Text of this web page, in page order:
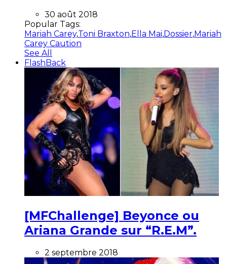
30 août 2018
Popular Tags:
Mariah Carey,Toni Braxton,Ella Mai,Dossier,Mariah
Carey Caution
See All
FlashBack
[MFChallenge] Beyonce ou
Ariana Grande sur “R.E.M”.
2 septembre 2018